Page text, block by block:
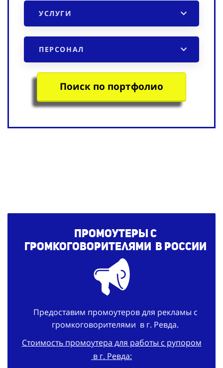
УСЛУГИ
ПЕРСОНАЛ
Поиск по портфолио
Промоутеры с
громкоговорителями в России
Предоставим промоутеров для рекламы с
громкоговорителями в г. Ревда.
Стоимость промоутера для работы с рупором
в г. Ревда: